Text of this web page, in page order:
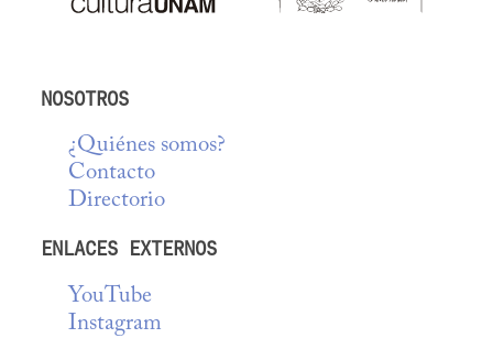
NOSOTROS
¿Quiénes somos?
Contacto
Directorio
ENLACES EXTERNOS
YouTube
Instagram